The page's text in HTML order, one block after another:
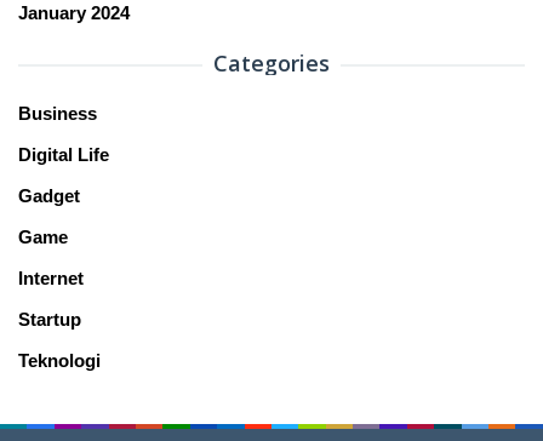
January 2024
Categories
Business
Digital Life
Gadget
Game
Internet
Startup
Teknologi